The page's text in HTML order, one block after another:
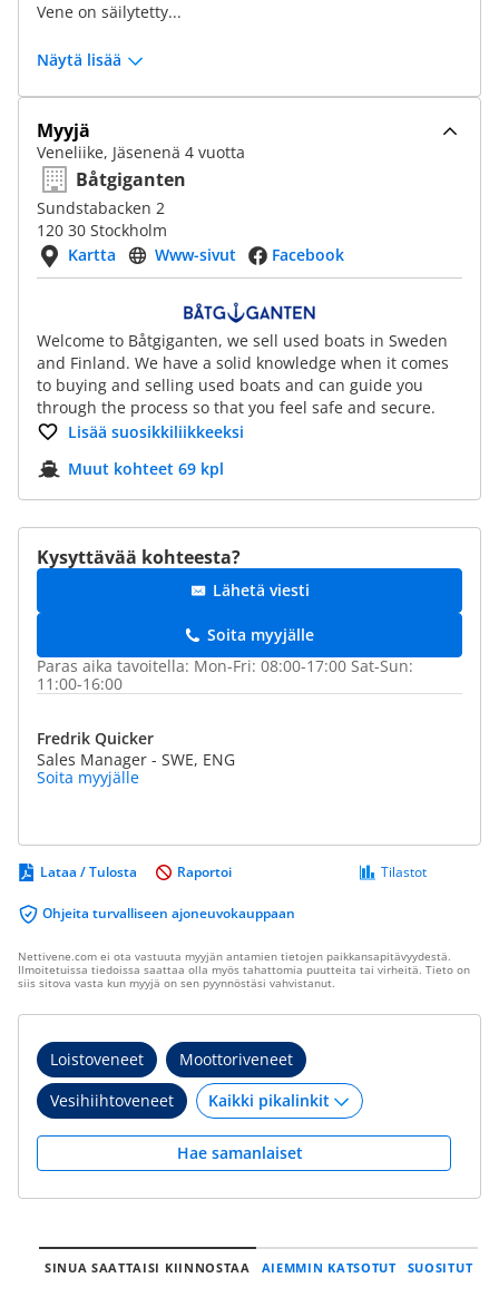
Vene on säilytetty...
Näytä lisää
Myyjä
Veneliike, Jäsenenä 4 vuotta
Båtgiganten
Sundstabacken 2
120 30 Stockholm
Kartta
Www-sivut Facebook
Welcome to Båtgiganten, we sell used boats in Sweden
and Finland. We have a solid knowledge when it comes
to buying and selling used boats and can guide you
through the process so that you feel safe and secure.
Lisää suosikkiliikkeeksi
Muut kohteet 69 kpl
Kysyttävää kohteesta?
Lähetä viesti
Soita myyjälle
Paras aika tavoitella: Mon-Fri: 08:00-17:00 Sat-Sun:
11:00-16:00
Fredrik Quicker
Sales Manager - SWE, ENG
Soita myyjälle
Lataa / Tulosta
Ohjeita turvalliseen ajoneuvokauppaan
Tilastot
Raportoi
Nettivene.com ei ota vastuuta myyjän antamien tietojen paikkansapitävyydestä.
Ilmoitetuissa tiedoissa saattaa olla myös tahattomia puutteita tai virheitä. Tieto on
siis sitova vasta kun myyjä on sen pyynnöstäsi vahvistanut.
Loistoveneet
Moottoriveneet
Vesihiihtoveneet
Hae samanlaiset
SINUA SAATTAISI KIINNOSTAA AIEMMIN KATSOTUT SUOSITUT